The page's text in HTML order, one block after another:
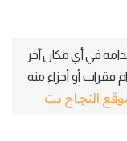
في أي مكان آخر
فقرات أو أجزاء منه
النجاح نت